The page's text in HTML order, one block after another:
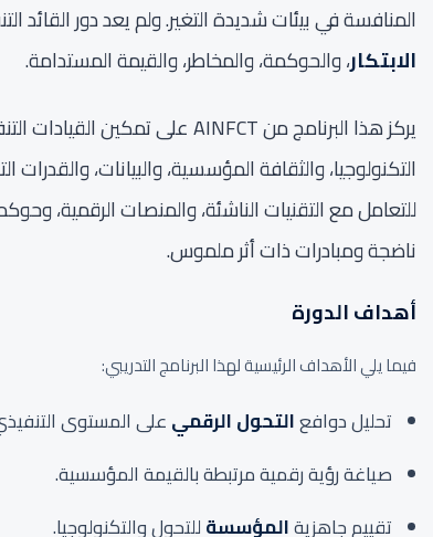
المنافسة في بيئات شديدة التغير. ولم يعد دور القائد
الابتكار، والحوكمة، والمخاطر، والقيمة المستدامة.
يركز هذا البرنامج من AINFCT على تمكين القيادات التنفيذية من فهم
التكنولوجيا، والثقافة المؤسسية، والبيانات،
للتعامل مع التقنيات الناشئة، والمنصات الرقمية،
ناضجة ومبادرات ذات أثر ملموس.
أهداف الدورة
فيما يلي الأهداف الرئيسية لهذا البرنامج التدريبي:
تحليل دوافعالتحول الرقميعلى المستوى
صياغة رؤية رقمية مرتبطة بالقيمة المؤسسية.
تقييم جاهزيةالمؤسسةللتحول والتكنولوجيا.